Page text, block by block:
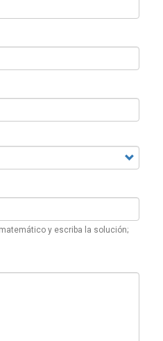
y escriba la solución;